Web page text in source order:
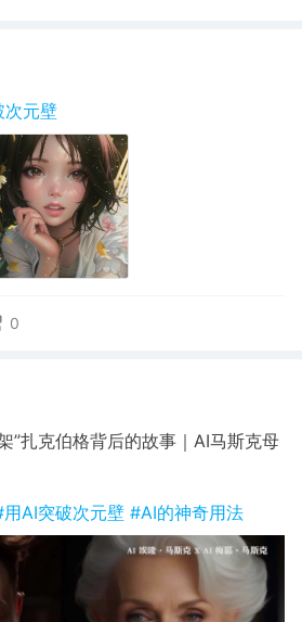
次元壁
0
”扎克伯格背后的故事｜AI马斯克母
AI突破次元壁 #AI的神奇用法